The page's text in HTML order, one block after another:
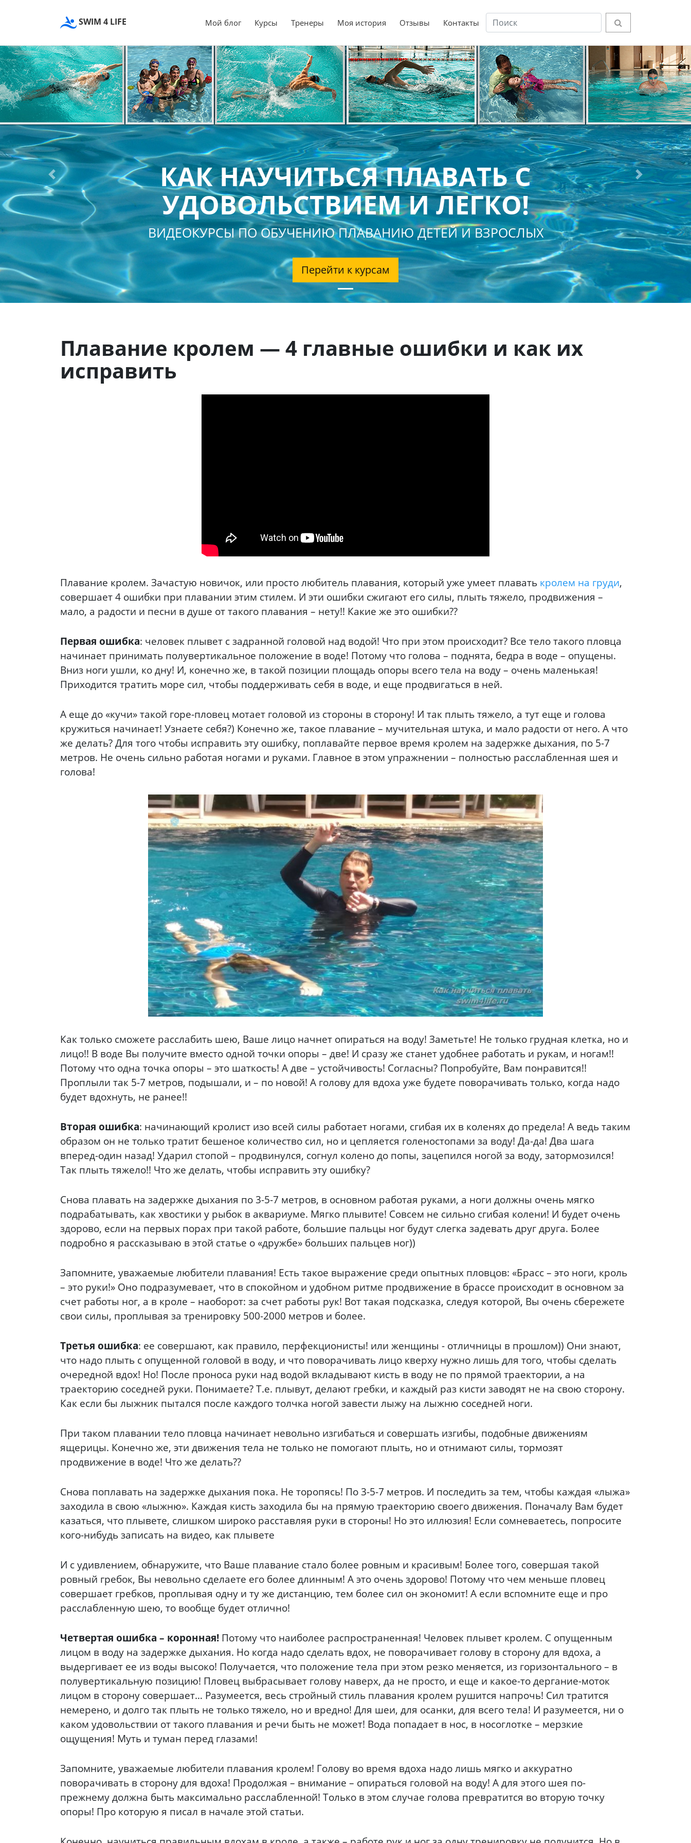
SWIM 4 LIFE Мой блог Курсы Тренеры Моя история Отзывы Контакты
КАК НАУЧИТЬСЯ ПЛАВАТЬ С
УДОВОЛЬСТВИЕМ И ЛЕГКО!
ВИДЕОКУРСЫ ПО ОБУЧЕНИЮ ПЛАВАНИЮ ДЕТЕЙ И ВЗРОСЛЫХ
Перейти к курсам
Previous Next
Плавание кролем — 4 главные ошибки и как их
исправить
Плавание кролем. Зачастую новичок, или просто любитель плавания, который уже умеет плавать кролем на груди,
совершает 4 ошибки при плавании этим стилем. И эти ошибки сжигают его силы, плыть тяжело, продвижения –
мало, а радости и песни в душе от такого плавания – нету!! Какие же это ошибки??
Первая ошибка: человек плывет с задранной головой над водой! Что при этом происходит? Все тело такого пловца
начинает принимать полувертикальное положение в воде! Потому что голова – поднята, бедра в воде – опущены.
Вниз ноги ушли, ко дну! И, конечно же, в такой позиции площадь опоры всего тела на воду – очень маленькая!
Приходится тратить море сил, чтобы поддерживать себя в воде, и еще продвигаться в ней.
А еще до «кучи» такой горе-пловец мотает головой из стороны в сторону! И так плыть тяжело, а тут еще и голова
кружиться начинает! Узнаете себя?) Конечно же, такое плавание – мучительная штука, и мало радости от него. А что
же делать? Для того чтобы исправить эту ошибку, поплавайте первое время кролем на задержке дыхания, по 5-7
метров. Не очень сильно работая ногами и руками. Главное в этом упражнении – полностью расслабленная шея и
голова!
Как только сможете расслабить шею, Ваше лицо начнет опираться на воду! Заметьте! Не только грудная клетка, но и
лицо!! В воде Вы получите вместо одной точки опоры – две! И сразу же станет удобнее работать и рукам, и ногам!!
Потому что одна точка опоры – это шаткость! А две – устойчивость! Согласны? Попробуйте, Вам понравится!!
Проплыли так 5-7 метров, подышали, и – по новой! А голову для вдоха уже будете поворачивать только, когда надо
будет вдохнуть, не ранее!!
Вторая ошибка: начинающий кролист изо всей силы работает ногами, сгибая их в коленях до предела! А ведь таким
образом он не только тратит бешеное количество сил, но и цепляется голеностопами за воду! Да-да! Два шага
вперед-один назад! Ударил стопой – продвинулся, согнул колено до попы, зацепился ногой за воду, затормозился!
Так плыть тяжело!! Что же делать, чтобы исправить эту ошибку?
Снова плавать на задержке дыхания по 3-5-7 метров, в основном работая руками, а ноги должны очень мягко
подрабатывать, как хвостики у рыбок в аквариуме. Мягко плывите! Совсем не сильно сгибая колени! И будет очень
здорово, если на первых порах при такой работе, большие пальцы ног будут слегка задевать друг друга. Более
подробно я рассказываю в этой статье о «дружбе» больших пальцев ног))
Запомните, уважаемые любители плавания! Есть такое выражение среди опытных пловцов: «Брасс – это ноги, кроль
– это руки!» Оно подразумевает, что в спокойном и удобном ритме продвижение в брассе происходит в основном за
счет работы ног, а в кроле – наоборот: за счет работы рук! Вот такая подсказка, следуя которой, Вы очень сбережете
свои силы, проплывая за тренировку 500-2000 метров и более.
Третья ошибка: ее совершают, как правило, перфекционисты! или женщины - отличницы в прошлом)) Они знают,
что надо плыть с опущенной головой в воду, и что поворачивать лицо кверху нужно лишь для того, чтобы сделать
очередной вдох! Но! После проноса руки над водой вкладывают кисть в воду не по прямой траектории, а на
траекторию соседней руки. Понимаете? Т.е. плывут, делают гребки, и каждый раз кисти заводят не на свою сторону.
Как если бы лыжник пытался после каждого толчка ногой завести лыжу на лыжню соседней ноги.
При таком плавании тело пловца начинает невольно изгибаться и совершать изгибы, подобные движениям
ящерицы. Конечно же, эти движения тела не только не помогают плыть, но и отнимают силы, тормозят
продвижение в воде! Что же делать??
Снова поплавать на задержке дыхания пока. Не торопясь! По 3-5-7 метров. И последить за тем, чтобы каждая «лыжа»
заходила в свою «лыжню». Каждая кисть заходила бы на прямую траекторию своего движения. Поначалу Вам будет
казаться, что плывете, слишком широко расставляя руки в стороны! Но это иллюзия! Если сомневаетесь, попросите
кого-нибудь записать на видео, как плывете
И с удивлением, обнаружите, что Ваше плавание стало более ровным и красивым! Более того, совершая такой
ровный гребок, Вы невольно сделаете его более длинным! А это очень здорово! Потому что чем меньше пловец
совершает гребков, проплывая одну и ту же дистанцию, тем более сил он экономит! А если вспомните еще и про
расслабленную шею, то вообще будет отлично!
Четвертая ошибка – коронная! Потому что наиболее распространенная! Человек плывет кролем. С опущенным
лицом в воду на задержке дыхания. Но когда надо сделать вдох, не поворачивает голову в сторону для вдоха, а
выдергивает ее из воды высоко! Получается, что положение тела при этом резко меняется, из горизонтального – в
полувертикальную позицию! Пловец выбрасывает голову наверх, да не просто, и еще и какое-то дергание-моток
лицом в сторону совершает… Разумеется, весь стройный стиль плавания кролем рушится напрочь! Сил тратится
немерено, и долго так плыть не только тяжело, но и вредно! Для шеи, для осанки, для всего тела! И разумеется, ни о
каком удовольствии от такого плавания и речи быть не может! Вода попадает в нос, в носоглотке – мерзкие
ощущения! Муть и туман перед глазами!
Запомните, уважаемые любители плавания кролем! Голову во время вдоха надо лишь мягко и аккуратно
поворачивать в сторону для вдоха! Продолжая – внимание – опираться головой на воду! А для этого шея по-
прежнему должна быть максимально расслабленной! Только в этом случае голова превратится во вторую точку
опоры! Про которую я писал в начале этой статьи.